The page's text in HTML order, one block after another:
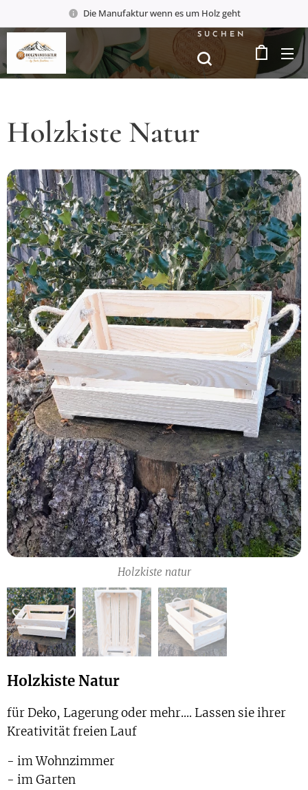
Die Manufaktur wenn es um Holz geht
SUCHEN
Holzkiste Natur
Holzkiste natur
Holzkiste Natur
für Deko, Lagerung oder mehr.... Lassen sie ihrer
Kreativität freien Lauf
- im Wohnzimmer
- im Garten